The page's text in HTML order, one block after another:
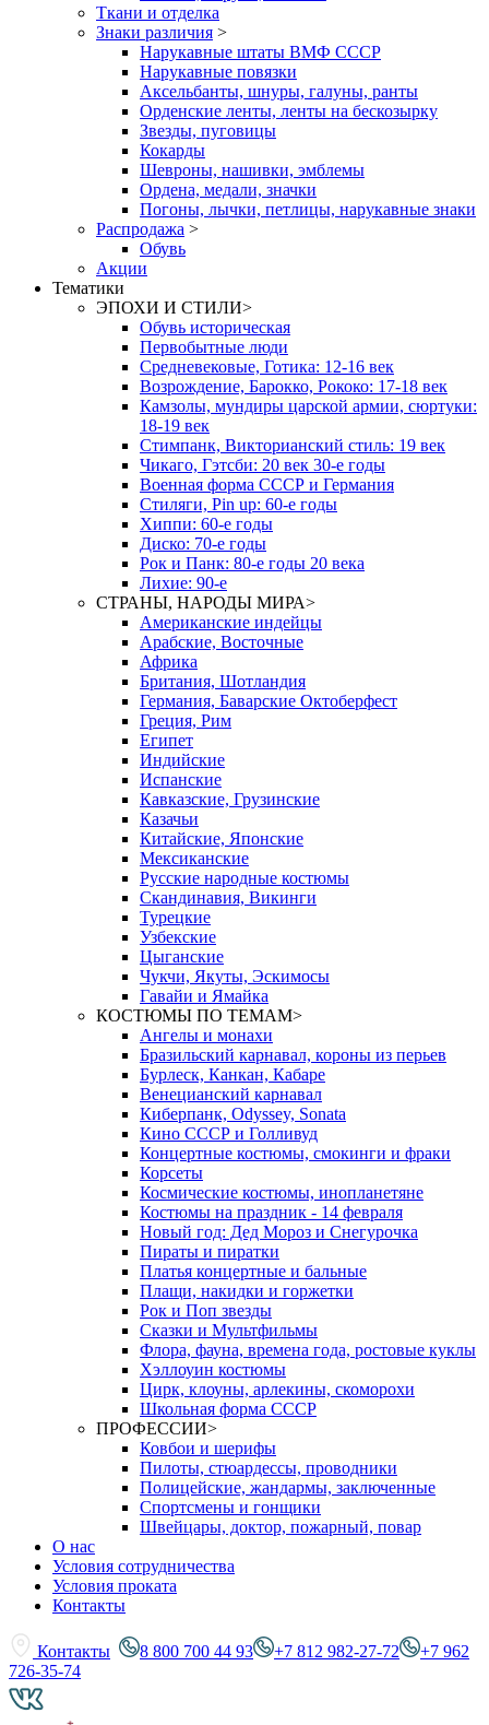
Ткани и отделка
Знаки различия >
Нарукавные штаты ВМФ СССР
Нарукавные повязки
Аксельбанты, шнуры, галуны, ранты
Орденские ленты, ленты на бескозырку
Звезды, пуговицы
Кокарды
Шевроны, нашивки, эмблемы
Ордена, медали, значки
Погоны, лычки, петлицы, нарукавные знаки
Распродажа >
Обувь
Акции
Тематики
ЭПОХИ И СТИЛИ>
Обувь историческая
Первобытные люди
Средневековые, Готика: 12-16 век
Возрождение, Барокко, Рококо: 17-18 век
Камзолы, мундиры царской армии, сюртуки:
18-19 век
Стимпанк, Викторианский стиль: 19 век
Чикаго, Гэтсби: 20 век 30-е годы
Военная форма СССР и Германия
Стиляги, Pin up: 60-е годы
Хиппи: 60-е годы
Диско: 70-е годы
Рок и Панк: 80-е годы 20 века
Лихие: 90-е
СТРАНЫ, НАРОДЫ МИРА>
Американские индейцы
Арабские, Восточные
Африка
Британия, Шотландия
Германия, Баварские Октоберфест
Греция, Рим
Египет
Индийские
Испанские
Кавказские, Грузинские
Казачьи
Китайские, Японские
Мексиканские
Русские народные костюмы
Скандинавия, Викинги
Турецкие
Узбекские
Цыганские
Чукчи, Якуты, Эскимосы
Гавайи и Ямайка
КОСТЮМЫ ПО ТЕМАМ>
Ангелы и монахи
Бразильский карнавал, короны из перьев
Бурлеск, Канкан, Кабаре
Венецианский карнавал
Киберпанк, Odyssey, Sonata
Кино СССР и Голливуд
Концертные костюмы, смокинги и фраки
Корсеты
Космические костюмы, инопланетяне
Костюмы на праздник - 14 февраля
Новый год: Дед Мороз и Снегурочка
Пираты и пиратки
Платья концертные и бальные
Плащи, накидки и горжетки
Рок и Поп звезды
Сказки и Мультфильмы
Флора, фауна, времена года, ростовые куклы
Хэллоуин костюмы
Цирк, клоуны, арлекины, скоморохи
Школьная форма СССР
ПРОФЕССИИ>
Ковбои и шерифы
Пилоты, стюардессы, проводники
Полицейские, жандармы, заключенные
Спортсмены и гонщики
Швейцары, доктор, пожарный, повар
О нас
Условия сотрудничества
Условия проката
Контакты
Контакты 8 800 700 44 93 +7 812 982-27-72
+7 962
726-35-74